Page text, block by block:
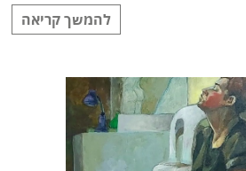
להמשך קריאה